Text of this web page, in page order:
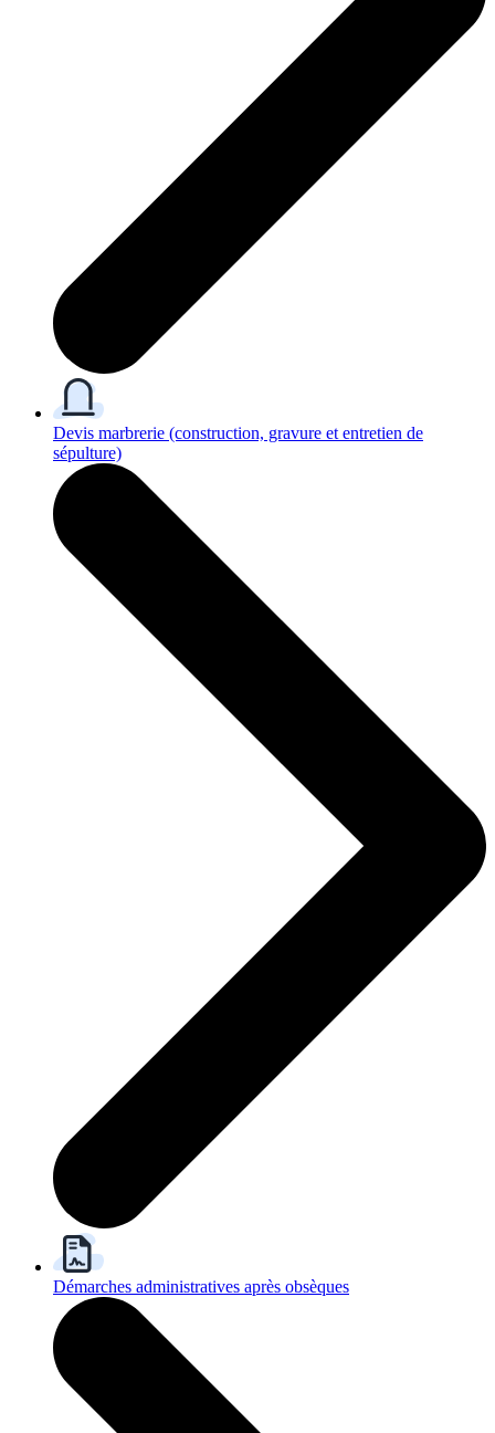
Devis marbrerie (construction, gravure et entretien de
sépulture)
Démarches administratives après obsèques